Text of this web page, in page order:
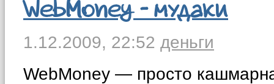
WebMoney - мудаки
1.12.2009, 22:52 деньги
WebMoney — просто